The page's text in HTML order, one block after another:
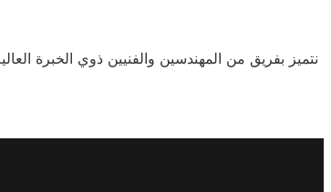
نتميز بفريق من المهندسين والفنيين ذوي الخبرة